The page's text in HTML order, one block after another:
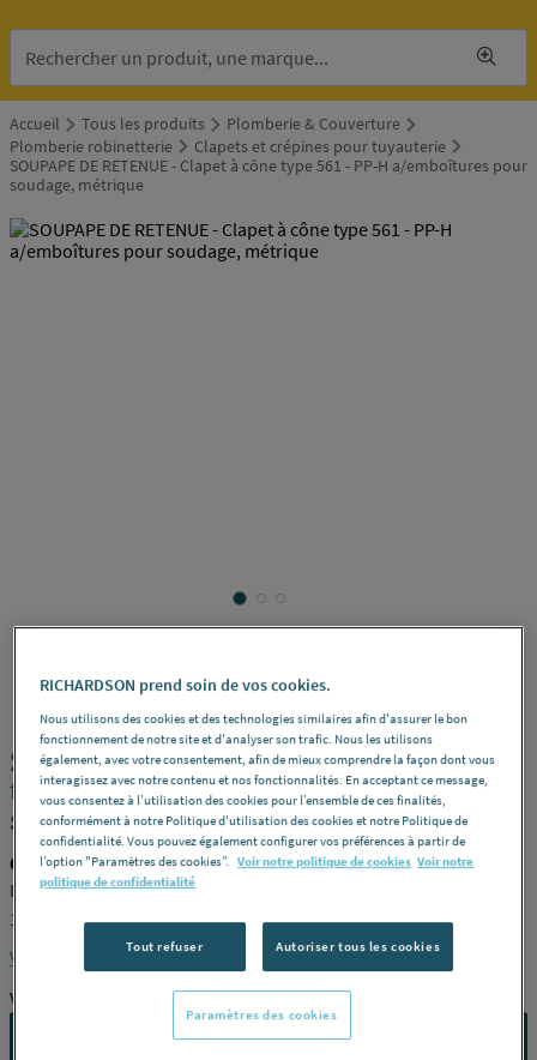
Accueil Tous les produits
Plomberie & Couverture
Plomberie robinetterie
Clapets et crépines pour tuyauterie
SOUPAPE DE RETENUE - Clapet à cône type 561 - PP-H a/emboîtures pour
soudage, métrique
GF REF : 2553B
SOUPAPE DE RETENUE - Clapet à cône
type 561 - PP-H a/emboîtures pour
soudage, métrique
GF 167561005
Epdm -Dimensionsø 40 -
167561005
Voir la description complète
Vous avez un projet ?
CONTACTEZ-NOUS
RICHARDSON prend soin de vos cookies.
Nous utilisons des cookies et des technologies similaires afin d'assurer le bon
fonctionnement de notre site et d'analyser son trafic. Nous les utilisons
également, avec votre consentement, afin de mieux comprendre la façon dont vous
interagissez avec notre contenu et nos fonctionnalités. En acceptant ce message,
vous consentez à l’utilisation des cookies pour l’ensemble de ces finalités,
conformément à notre Politique d'utilisation des cookies et notre Politique de
confidentialité. Vous pouvez également configurer vos préférences à partir de
l’option "Paramètres des cookies”.
Voir notre politique de cookies Voir notre
politique de confidentialité
Tout refuser Autoriser tous les cookies
Paramètres des cookies